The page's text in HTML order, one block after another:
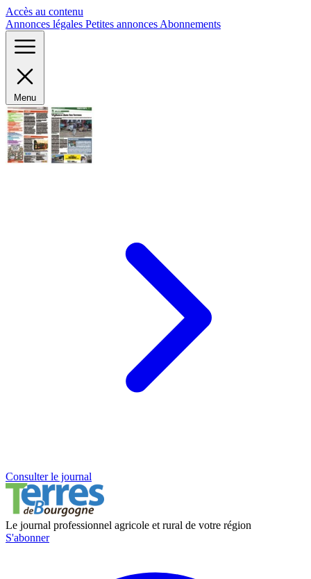
Accès au contenu
Annonces légales Petites annonces Abonnements
Menu
Consulter le journal
Le journal professionnel agricole et rural de votre région
S'abonner
Panneau de gestion des cookies